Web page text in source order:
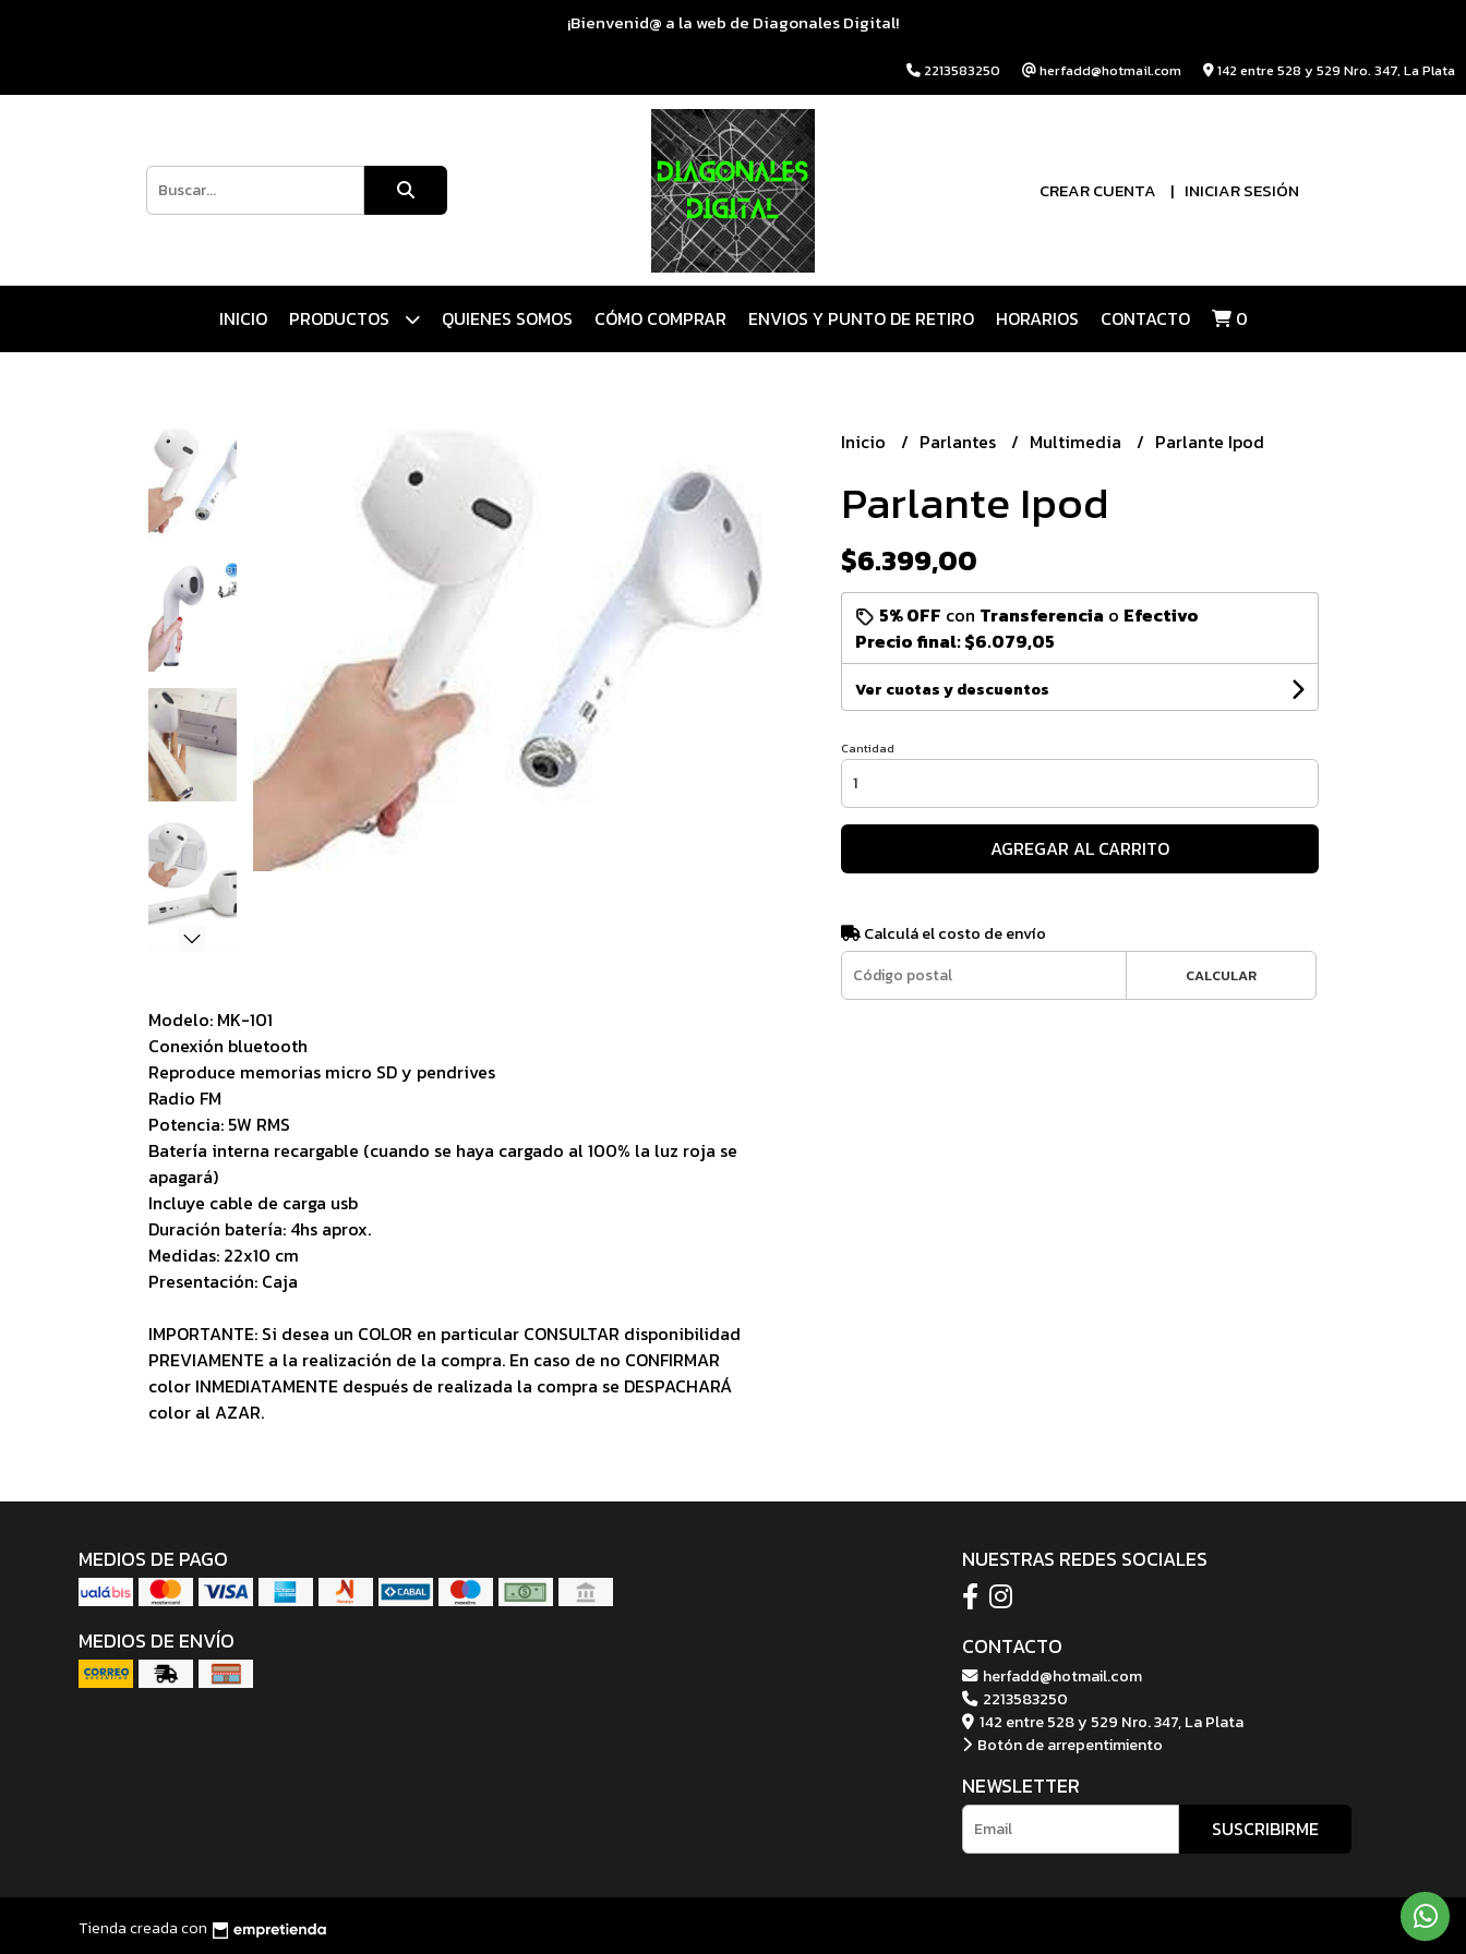
¡Bienvenid@ a la web de Diagonales Digital!
2213583250 herfadd@hotmail.com 142 entre 528 y 529 Nro. 347, La Plata
CREAR CUENTA INICIAR SESIÓN
INICIO PRODUCTOS QUIENES SOMOS CÓMO COMPRAR ENVIOS Y PUNTO DE RETIRO HORARIOS CONTACTO 0
Modelo: MK-101
Conexión bluetooth
Reproduce memorias micro SD y pendrives
Radio FM
Potencia: 5W RMS
Batería interna recargable (cuando se haya cargado al 100% la luz roja se
apagará)
Incluye cable de carga usb
Duración batería: 4hs aprox.
Medidas: 22x10 cm
Presentación: Caja
IMPORTANTE: Si desea un COLOR en particular CONSULTAR disponibilidad
PREVIAMENTE a la realización de la compra. En caso de no CONFIRMAR
color INMEDIATAMENTE después de realizada la compra se DESPACHARÁ
color al AZAR.
Inicio Parlantes Multimedia Parlante Ipod
Parlante Ipod
$6.399,00
5% OFF con Transferencia o Efectivo
Precio final:$6.079,05
Ver cuotas y descuentos
Cantidad
AGREGAR AL CARRITO
Calculá el costo de envío
CALCULAR
MEDIOS DE PAGO
MEDIOS DE ENVÍO
NUESTRAS REDES SOCIALES
CONTACTO
herfadd@hotmail.com
2213583250
142 entre 528 y 529 Nro. 347, La Plata
Botón de arrepentimiento
NEWSLETTER
SUSCRIBIRME
Tienda creada con